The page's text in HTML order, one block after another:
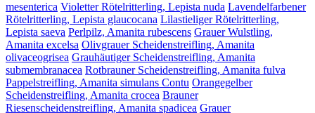
mesenterica Violetter Rötelritterling, Lepista nuda Lavendelfarbener
Rötelritterling, Lepista glaucocana Lilastieliger Rötelritterling,
Lepista saeva Perlpilz, Amanita rubescens Grauer Wulstling,
Amanita excelsa Olivgrauer Scheidenstreifling, Amanita
olivaceogrisea Grauhäutiger Scheidenstreifling, Amanita
submembranacea Rotbrauner Scheidenstreifling, Amanita fulva
Pappelstreifling, Amanita simulans Contu Orangegelber
Scheidenstreifling, Amanita crocea Brauner
Riesenscheidenstreifling, Amanita spadicea Grauer